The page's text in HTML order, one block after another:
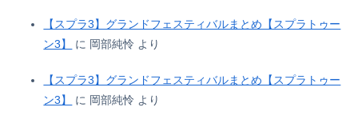
【スプラ3】グランドフェスティバルまとめ【スプラトゥー
ン3】
に 岡部純怜 より
【スプラ3】グランドフェスティバルまとめ【スプラトゥー
ン3】
に 岡部純怜 より